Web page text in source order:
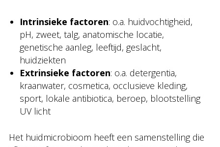
Intrinsieke factoren: o.a. huidvochtigheid,
pH, zweet, talg, anatomische locatie,
genetische aanleg, leeftijd, geslacht,
huidziekten
Extrinsieke factoren: o.a. detergentia,
kraanwater, cosmetica, occlusieve kleding,
sport, lokale antibiotica, beroep, blootstelling
UV licht
Het huidmicrobioom heeft een samenstelling die